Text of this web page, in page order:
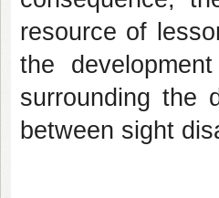
resource of
the
surrounding the
between sight